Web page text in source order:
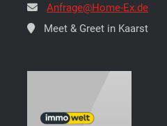
Anfrage@Home-Ex.de
Meet & Greet in Kaarst